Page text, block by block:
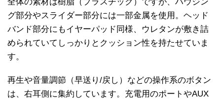
グ部分やスライダー部分には一部金属を使用。ヘッド
バンド部分にもイヤーパッド同様、ウレタンが敷き詰
められていてしっかりとクッション性を持たせていま
す。
再生や音量調節（早送り/戻し）などの操作系のボタン
は、右耳側に集約しています。充電用のポートやAUX